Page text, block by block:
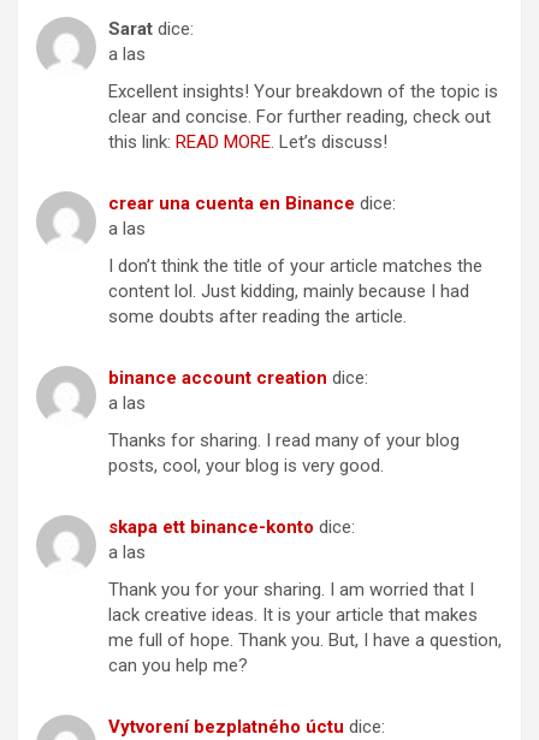
Sarat dice:
a las
Excellent insights! Your breakdown of the topic is
clear and concise. For further reading, check out
this link: READ MORE. Let’s discuss!
crear una cuenta en Binance dice:
a las
I don’t think the title of your article matches the
content lol. Just kidding, mainly because I had
some doubts after reading the article.
binance account creation dice:
a las
Thanks for sharing. I read many of your blog
posts, cool, your blog is very good.
skapa ett binance-konto dice:
a las
Thank you for your sharing. I am worried that I
lack creative ideas. It is your article that makes
me full of hope. Thank you. But, I have a question,
can you help me?
Vytvorení bezplatného úctu dice: